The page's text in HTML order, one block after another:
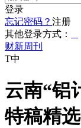
登录
忘记密码？ 注册
其他登录方式：
财新周刊
T中
云南“铝
特稿精选